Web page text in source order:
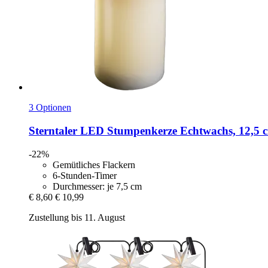
3 Optionen
Sterntaler LED Stumpenkerze Echtwachs, 12,5
-22%
Gemütliches Flackern
6-Stunden-Timer
Durchmesser: je 7,5 cm
€ 8,60 € 10,99
Zustellung bis 11. August